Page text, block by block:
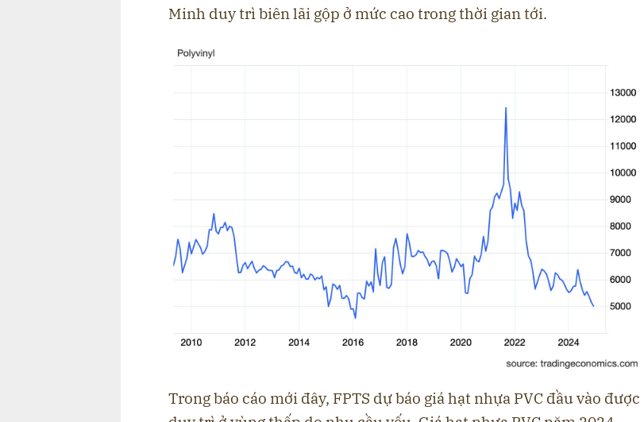
Minh duy trì biên lãi gộp ở mức cao trong thời gian tới.
Trong báo cáo mới đây, FPTS dự báo giá hạt nhựa PVC đầu vào được